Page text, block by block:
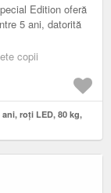
Edition oferă
5 ani, datorită
copii
roți LED, 80 kg,